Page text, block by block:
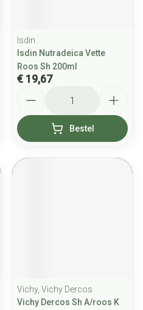
Isdin
Isdin Nutradeica Vette
Roos Sh 200ml
€ 19,67
Bestel
Vichy, Vichy Dercos
Vichy Dercos Sh A/roos K